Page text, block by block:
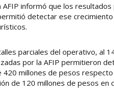
AFIP informó que los
detectar ese
parciales del operativo, al
por la AFIP permitieron
millones de pesos
de 120 millones de pesos en